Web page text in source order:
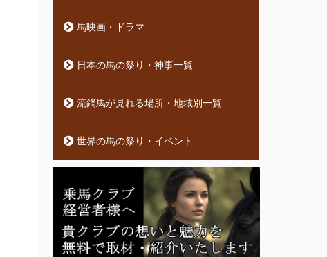
馬映画・ドラマ
日本の馬の祭り・神事一覧
流鏑馬が見れる場所・地域別一覧
世界の馬の祭り・イベント